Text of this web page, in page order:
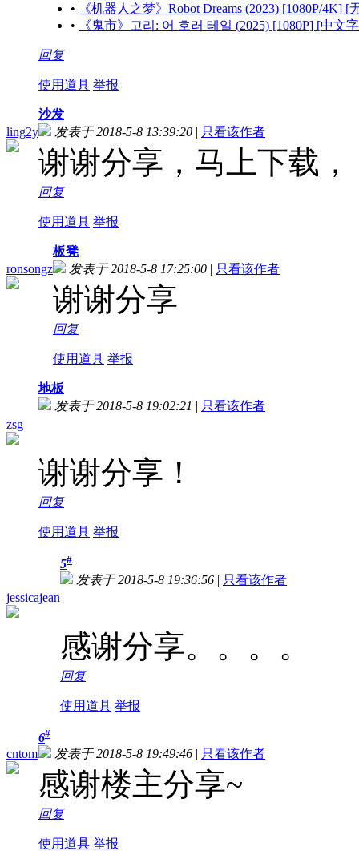
•
《机器人之梦》Robot Dreams (2023) [1080P/4K] [
•
《鬼市》고리: 어 호러 테일 (2025) [1080P] [中文
回复
使用道具 举报
ling2y
沙发
发表于 2018-5-8 13:39:20 | 只看该作者
谢谢分享，马上下载 ，
回复
使用道具 举报
ronsongz
板凳
发表于 2018-5-8 17:25:00 | 只看该作者
谢谢分享
回复
使用道具 举报
zsg
地板
发表于 2018-5-8 19:02:21 | 只看该作者
谢谢分享！
回复
使用道具 举报
jessicajean
5#
发表于 2018-5-8 19:36:56 | 只看该作者
感谢分享。。。。
回复
使用道具 举报
cntom
6#
发表于 2018-5-8 19:49:46 | 只看该作者
感谢楼主分享~
回复
使用道具 举报